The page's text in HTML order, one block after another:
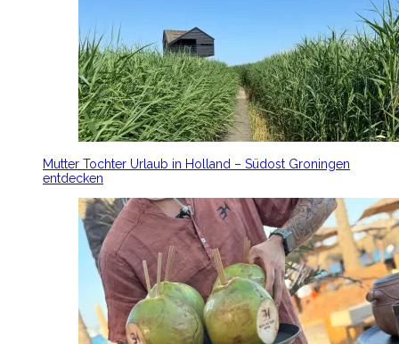
Mutter Tochter Urlaub in Holland – Südost Groningen
entdecken